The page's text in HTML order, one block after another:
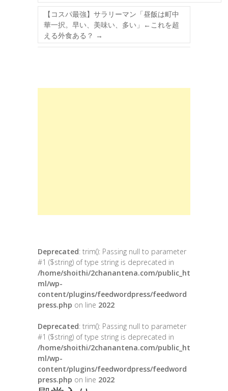
【コスパ最強】サラリーマン「昼飯は町中
華一択。早い、美味い、多い」←これを超
える外食ある？ →
Deprecated: trim(): Passing null to parameter
#1 ($string) of type string is deprecated in
/home/shoithi/2chanantena.com/public_ht
ml/wp-
content/plugins/feedwordpress/feedword
press.php on line 2022
Deprecated: trim(): Passing null to parameter
#1 ($string) of type string is deprecated in
/home/shoithi/2chanantena.com/public_ht
ml/wp-
content/plugins/feedwordpress/feedword
press.php on line 2022